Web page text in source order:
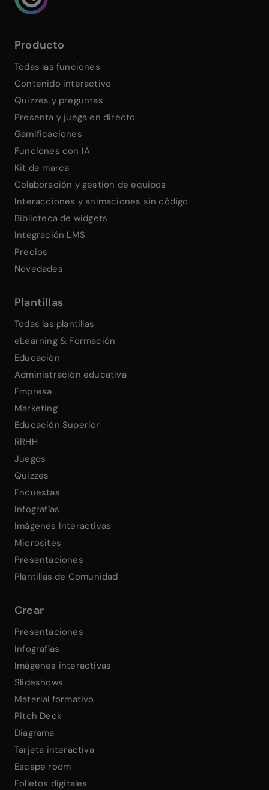
Producto
Todas las funciones
Contenido interactivo
Quizzes y preguntas
Presenta y juega en directo
Gamificaciones
Funciones con IA
Kit de marca
Colaboración y gestión de equipos
Interacciones y animaciones sin código
Biblioteca de widgets
Integración LMS
Precios
Novedades
Plantillas
Todas las plantillas
eLearning & Formación
Educación
Administración educativa
Empresa
Marketing
Educación Superior
RRHH
Juegos
Quizzes
Encuestas
Infografías
Imágenes Interactivas
Microsites
Presentaciones
Plantillas de Comunidad
Crear
Presentaciones
Infografías
Imágenes interactivas
Slideshows
Material formativo
Pitch Deck
Diagrama
Tarjeta interactiva
Escape room
Folletos digitales